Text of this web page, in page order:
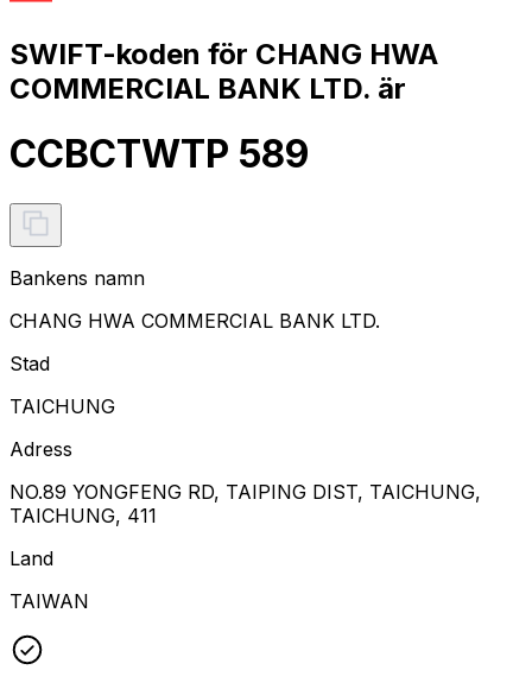
SWIFT-koden för CHANG HWA
COMMERCIAL BANK LTD. är
CCBCTWTP 589
Bankens namn
CHANG HWA COMMERCIAL BANK LTD.
Stad
TAICHUNG
Adress
NO.89 YONGFENG RD, TAIPING DIST, TAICHUNG,
TAICHUNG, 411
Land
TAIWAN